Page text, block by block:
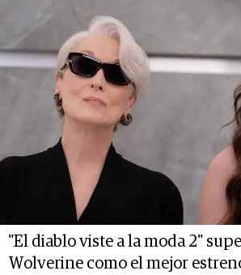
"El diablo viste a la moda 2"
Wolverine como el mejor